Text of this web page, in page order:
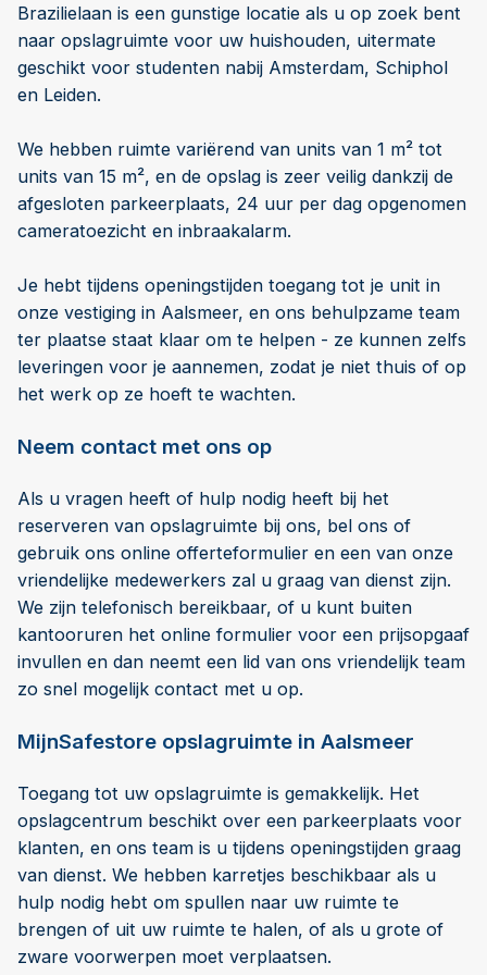
Brazilielaan is een gunstige locatie als u op zoek bent
naar opslagruimte voor uw huishouden, uitermate
geschikt voor studenten nabij Amsterdam, Schiphol
en Leiden.
We hebben ruimte variërend van units van 1 m² tot
units van 15 m², en de opslag is zeer veilig dankzij de
afgesloten parkeerplaats, 24 uur per dag opgenomen
cameratoezicht en inbraakalarm.
Je hebt tijdens openingstijden toegang tot je unit in
onze vestiging in Aalsmeer, en ons behulpzame team
ter plaatse staat klaar om te helpen - ze kunnen zelfs
leveringen voor je aannemen, zodat je niet thuis of op
het werk op ze hoeft te wachten.
Neem contact met ons op
Als u vragen heeft of hulp nodig heeft bij het
reserveren van opslagruimte bij ons, bel ons of
gebruik ons online offerteformulier en een van onze
vriendelijke medewerkers zal u graag van dienst zijn.
We zijn telefonisch bereikbaar, of u kunt buiten
kantooruren het online formulier voor een prijsopgaaf
invullen en dan neemt een lid van ons vriendelijk team
zo snel mogelijk contact met u op.
MijnSafestore opslagruimte in Aalsmeer
Toegang tot uw opslagruimte is gemakkelijk. Het
opslagcentrum beschikt over een parkeerplaats voor
klanten, en ons team is u tijdens openingstijden graag
van dienst. We hebben karretjes beschikbaar als u
hulp nodig hebt om spullen naar uw ruimte te
brengen of uit uw ruimte te halen, of als u grote of
zware voorwerpen moet verplaatsen.